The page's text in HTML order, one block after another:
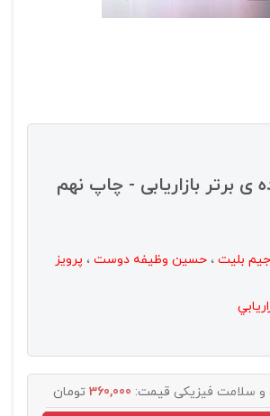
جیم بلیت ، حسین وظیفه دوست ، پرویز
سلامت فیزیکی قیمت: 360,000 تومان